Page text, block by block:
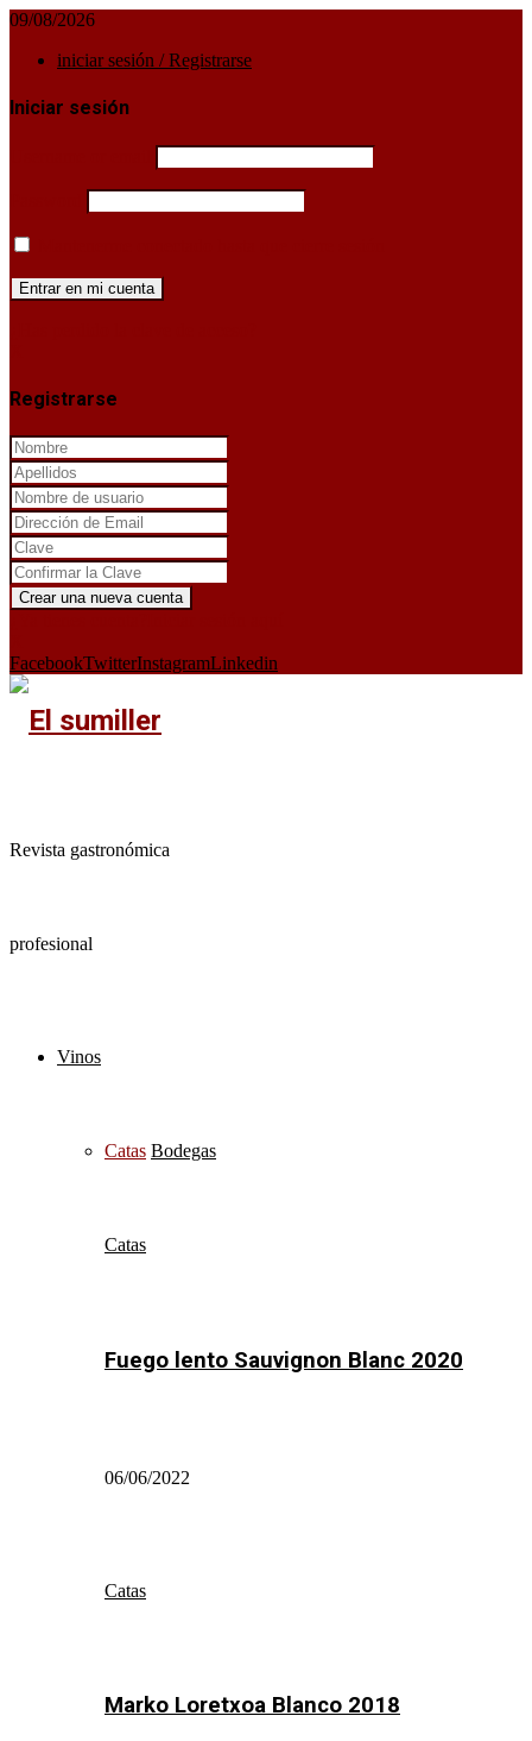
09/08/2026
iniciar sesión / Registrarse
Iniciar sesión
Registrarse
FacebookTwitterInstagramLinkedin
Revista gastronómica
profesional
Vinos
Catas Bodegas
Catas
Fuego lento Sauvignon Blanc 2020
06/06/2022
Catas
Marko Loretxoa Blanco 2018